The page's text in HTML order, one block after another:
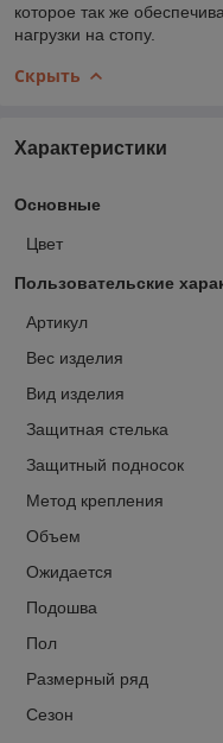
которое так же
нагрузки на стопу.
Скрыть
Характеристики
Основные
Цвет
Пользовательские
Артикул
Вес изделия
Вид изделия
Защитная стелька
Защитный подносок
Метод крепления
Объем
Ожидается
Подошва
Пол
Размерный ряд
Сезон